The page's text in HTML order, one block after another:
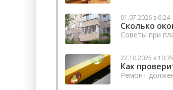
01.07.2026 в 6:24
Сколько
Советы при
22.10.2025 в 10:35
Как
Ремонт